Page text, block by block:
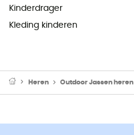
Kinderdrager
Kleding kinderen
Heren Outdoor Jassen heren